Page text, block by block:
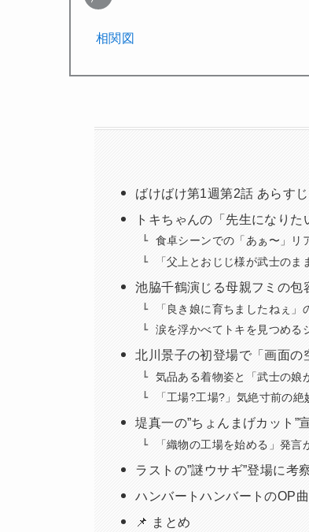
相関図
ばけばけ第1週第2話 あらすじ
トキちゃんの「先生になり
食卓シーンでの「あぁ〜」リ
「父上とおじじ様が武士の
池脇千鶴演じる母親フミの
「良き娘に育ちましたねぇ
涙を浮かべてトキを見つめる
北川景子の初登場で「画面の
気品ある着物姿と「武士の娘
「工場?工場?」気絶寸前の
堤真一の”ちょんまげカット”
「織物の工場を始める」発言
ラストの”謎ウサギ”登場に考
ハンバートハンバートのOP
📌 まとめ